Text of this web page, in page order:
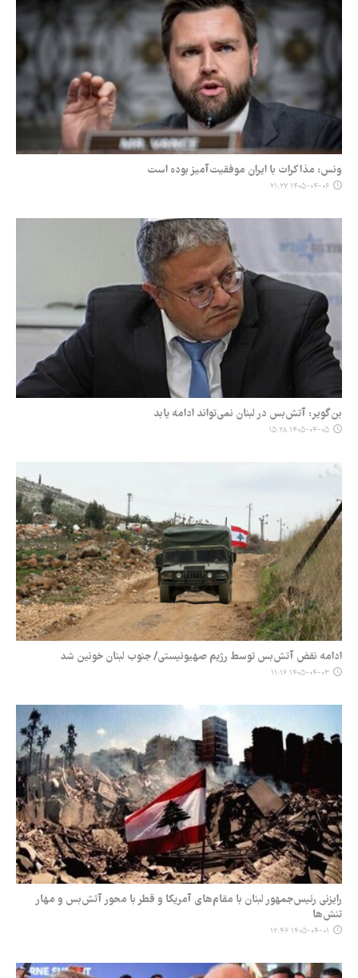
ونس: مذاکرات با ایران موفقیت‌آمیز بوده است
۱۴۰۵-۰۴-۰۶ ۲۱:۲۷
بن‌گویر: آتش‌بس در لبنان نمی‌تواند ادامه یابد
۱۴۰۵-۰۴-۰۵ ۱۵:۲۸
ادامه نقض آتش‌بس توسط رژیم صهیونیستی/ جنوب لبنان خونین شد
۱۴۰۵-۰۴-۰۳ ۱۱:۱۶
رایزنی رئیس‌جمهور لبنان با مقام‌های آمریکا و قطر با محور آتش‌بس و مهار
تنش‌ها
۱۴۰۵-۰۴-۰۱ ۱۲:۴۶